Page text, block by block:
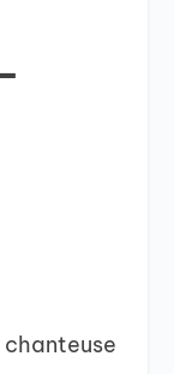
chanteuse